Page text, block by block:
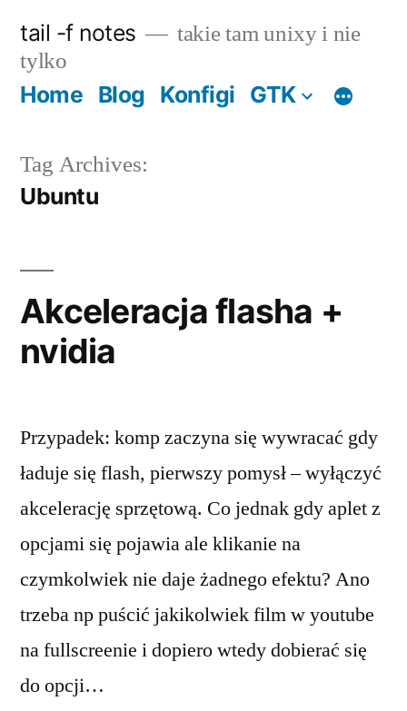
content
tail -f notes
takie tam unixy i nie
tylko
Home Blog Konfigi GTK
Tag Archives:
Ubuntu
Akceleracja flasha +
nvidia
Przypadek: komp zaczyna się wywracać gdy
ładuje się flash, pierwszy pomysł – wyłączyć
akcelerację sprzętową. Co jednak gdy aplet z
opcjami się pojawia ale klikanie na
czymkolwiek nie daje żadnego efektu? Ano
trzeba np puścić jakikolwiek film w youtube
na fullscreenie i dopiero wtedy dobierać się
do opcji…